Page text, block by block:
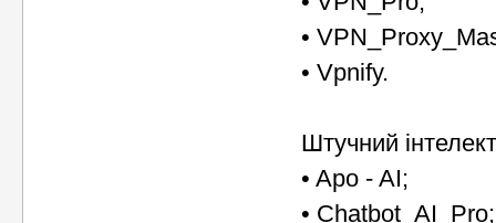
•
• Vpnify.
Штучний
• Apo - AI;
• Chatbot_AI_Pro;